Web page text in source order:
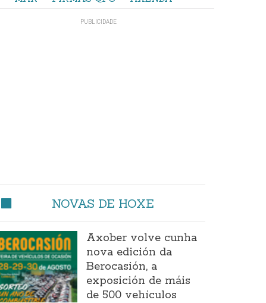
NOVAS DE HOXE
Axober volve cunha
nova edición da
Berocasión, a
exposición de máis
de 500 vehículos